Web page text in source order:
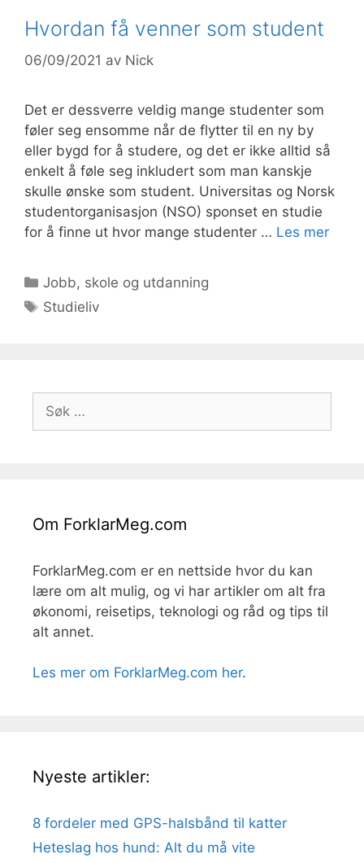
Hvordan få venner som student
06/09/2021 av Nick
Det er dessverre veldig mange studenter som
føler seg ensomme når de flytter til en ny by
eller bygd for å studere, og det er ikke alltid så
enkelt å føle seg inkludert som man kanskje
skulle ønske som student. Universitas og Norsk
studentorganisasjon (NSO) sponset en studie
for å finne ut hvor mange studenter … Les mer
Kategorier
Jobb, skole og utdanning
Stikkord
Studieliv
etter:
Om ForklarMeg.com
ForklarMeg.com er en nettside hvor du kan
lære om alt mulig, og vi har artikler om alt fra
økonomi, reisetips, teknologi og råd og tips til
alt annet.
Les mer om ForklarMeg.com her.
Nyeste artikler:
8 fordeler med GPS-halsbånd til katter
Heteslag hos hund: Alt du må vite